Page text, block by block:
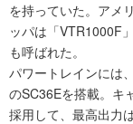
を持っていた。アメ
ッパは「VTR1000F
も呼ばれた。
パワートレインには
のSC36Eを搭載。キ
採用して、最高出力